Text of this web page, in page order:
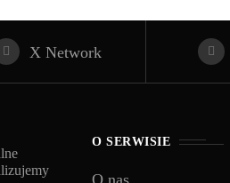
X Network
O SERWISIE
O nas